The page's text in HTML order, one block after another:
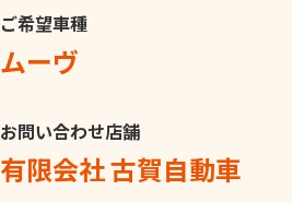
ご希望車種
ムーヴ
お問い合わせ店舗
有限会社 古賀自動車